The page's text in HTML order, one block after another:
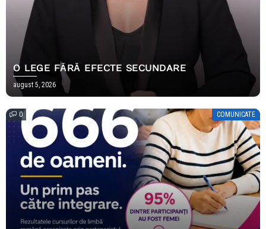
O LEGE FĂRĂ EFECTE SECUNDARE
august 5, 2026
0 COMUNICATE